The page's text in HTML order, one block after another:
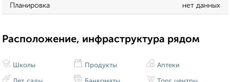
Планировка нет данных
Расположение, инфраструктура рядом
Школы Продукты Аптеки